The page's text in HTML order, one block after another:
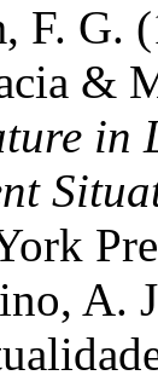
F. G.
&
in
A.